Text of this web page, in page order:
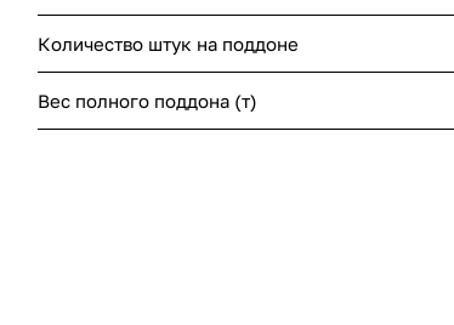
Количество штук на поддоне
Вес полного поддона (т)